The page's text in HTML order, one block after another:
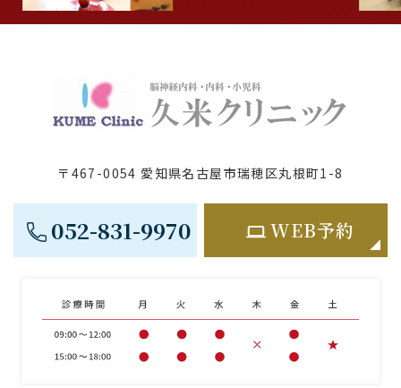
〒467-0054 愛知県名古屋市瑞穂区丸根町1-8
052-831-9970 WEB予約